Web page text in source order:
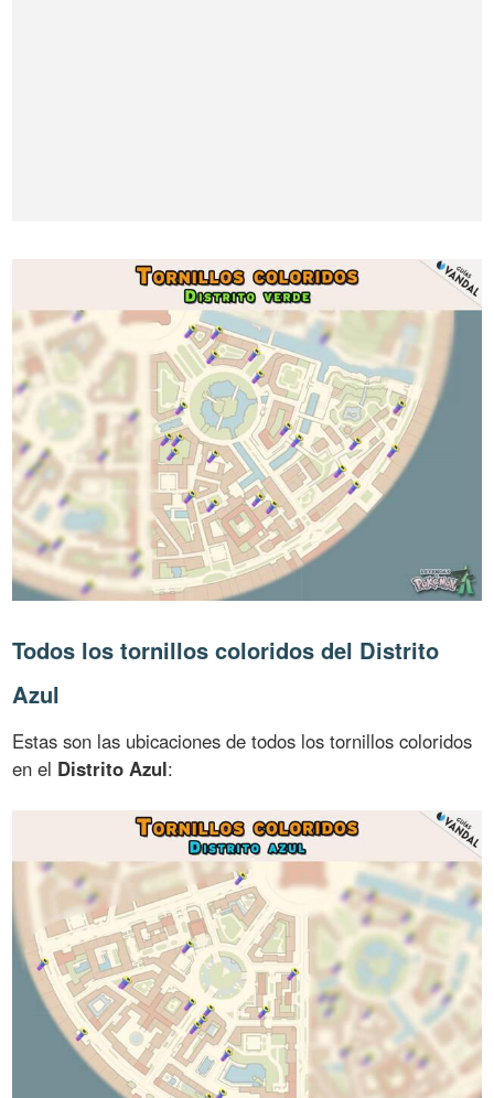
Todos los tornillos coloridos del Distrito
Azul
Estas son las ubicaciones de todos los tornillos coloridos
en el Distrito Azul: